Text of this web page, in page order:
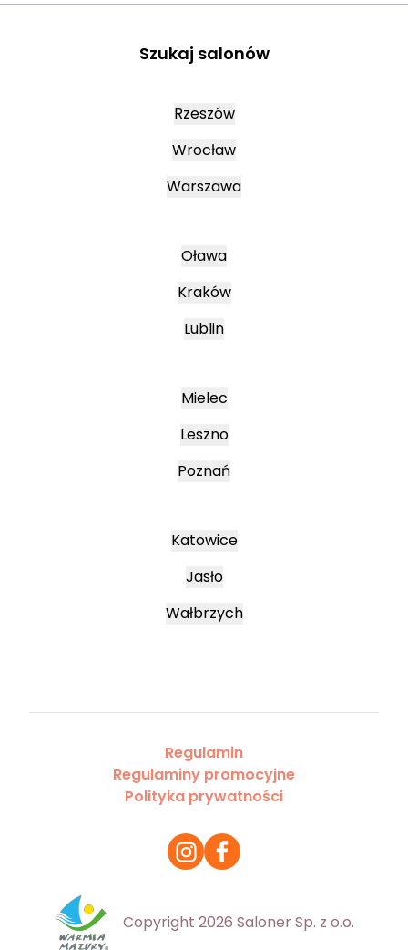
Szukaj salonów
Rzeszów
Wrocław
Warszawa
Oława
Kraków
Lublin
Mielec
Leszno
Poznań
Katowice
Jasło
Wałbrzych
Regulamin
Regulaminy promocyjne
Polityka prywatności
Copyright 2026 Saloner Sp. z o.o.